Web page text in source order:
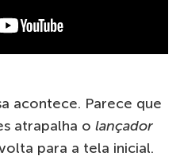
acontece. Parece que
atrapalha o lançador
para a tela inicial.